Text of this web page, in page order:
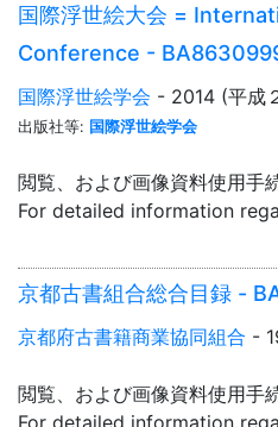
国際浮世絵大会 =
Conference -
国際浮世絵学会 - 2014 (平成
出版社等: 国際浮世絵学会
閲覧、および画像資料使用手
For detailed information
京都古書組合総合目録 -
京都府古書籍商業協同組合 -
閲覧、および画像資料使用手